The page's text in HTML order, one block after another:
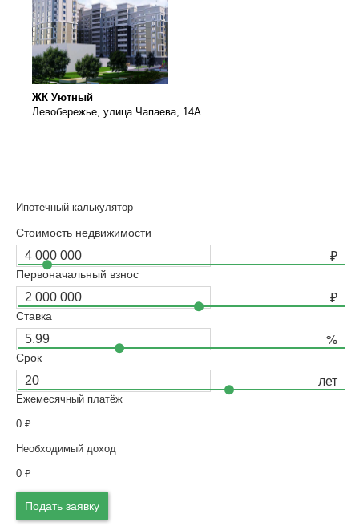
ЖК Уютный
Левобережье, улица Чапаева, 14А
Ипотечный калькулятор
Стоимость недвижимости
Первоначальный взнос
Ставка
Срок
Ежемесячный платёж
0 ₽
Необходимый доход
0 ₽
Подать заявку